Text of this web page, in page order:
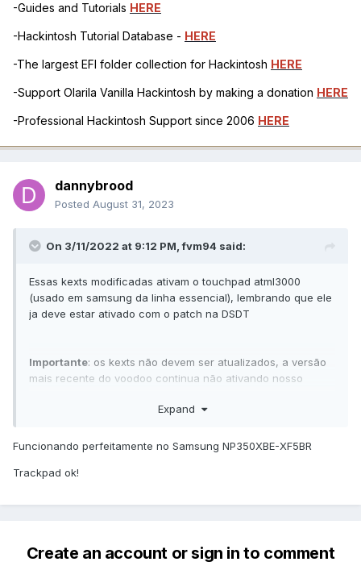
-Guides and Tutorials HERE
-Hackintosh Tutorial Database - HERE
-The largest EFI folder collection for Hackintosh HERE
-Support Olarila Vanilla Hackintosh by making a donation HERE
-Professional Hackintosh Support since 2006 HERE
dannybrood
Posted August 31, 2023
On 3/11/2022 at 9:12 PM,fvm94 said:
Essas kexts modificadas ativam o touchpad atml3000
(usado em samsung da linha essencial), lembrando que ele
ja deve estar ativado com o patch na DSDT
Importante: os kexts não devem ser atualizados, a versão
mais recente do voodoo continua não ativando nosso
Expand
Funcionando perfeitamente no Samsung NP350XBE-XF5BR
Trackpad ok!
Create an account or sign in to comment